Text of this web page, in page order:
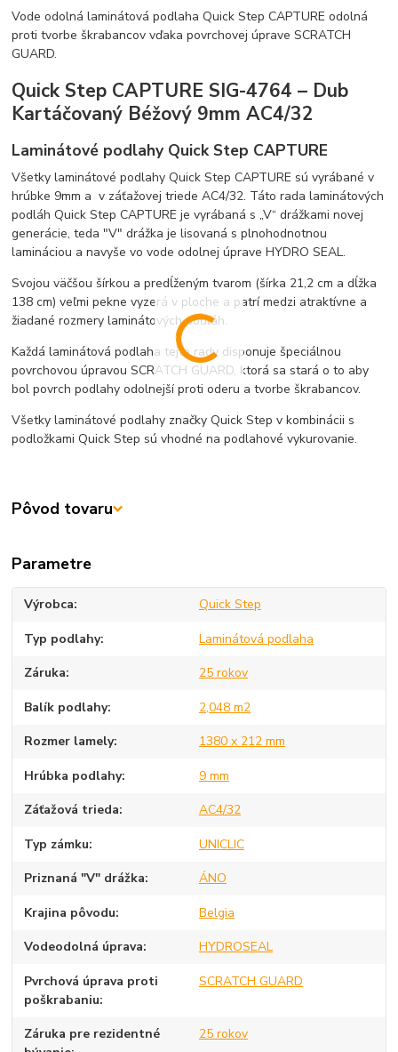
Vode odolná laminátová podlaha Quick Step CAPTURE odolná
proti tvorbe škrabancov vďaka povrchovej úprave SCRATCH
GUARD.
Quick Step CAPTURE SIG-4764 – Dub
Kartáčovaný Béžový 9mm AC4/32
Laminátové podlahy Quick Step CAPTURE
Všetky laminátové podlahy Quick Step CAPTURE sú vyrábané v
hrúbke 9mm a v záťažovej triede AC4/32. Táto rada laminátových
podláh Quick Step CAPTURE je vyrábaná s „V“ drážkami novej
generácie, teda "V" drážka je lisovaná s plnohodnotnou
lamináciou a navyše vo vode odolnej úprave HYDRO SEAL.
Svojou väčšou šírkou a predĺženým tvarom (šírka 21,2 cm a dĺžka
138 cm) veľmi pekne vyzerá v ploche a patrí medzi atraktívne a
žiadané rozmery laminátových podláh.
Každá laminátová podlaha tejto rady disponuje špeciálnou
povrchovou úpravou SCRATCH GUARD, ktorá sa stará o to aby
bol povrch podlahy odolnejší proti oderu a tvorbe škrabancov.
Všetky laminátové podlahy značky Quick Step v kombinácii s
podložkami Quick Step sú vhodné na podlahové vykurovanie.
Pôvod tovaru
Parametre
Výrobca Quick Step
Typ podlahy Laminátová podlaha
Záruka 25 rokov
Balík podlahy 2,048 m2
Rozmer lamely 1380 x 212 mm
Hrúbka podlahy 9 mm
Záťažová trieda AC4/32
Typ zámku UNICLIC
Priznaná "V" drážka ÁNO
Krajina pôvodu Belgia
Vodeodolná úprava HYDROSEAL
Pvrchová úprava proti
poškrabaniu
SCRATCH GUARD
Záruka pre rezidentné
25 rokov